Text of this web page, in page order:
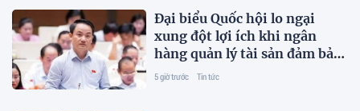
Đại biểu Quốc hội lo ngại
xung đột lợi ích khi ngân
hàng quản lý tài sản đảm bảo
trái phiếu
5 giờ trước Tin tức